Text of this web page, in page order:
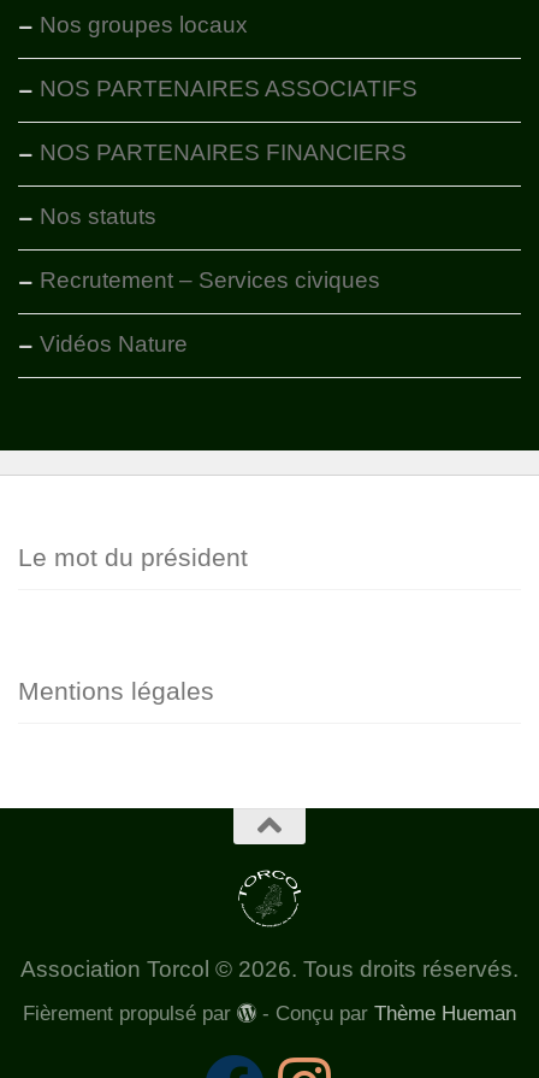
Nos groupes locaux
NOS PARTENAIRES ASSOCIATIFS
NOS PARTENAIRES FINANCIERS
Nos statuts
Recrutement – Services civiques
Vidéos Nature
Le mot du président
Mentions légales
Association Torcol © 2026. Tous droits réservés.
Fièrement propulsé par - Conçu parThème Hueman